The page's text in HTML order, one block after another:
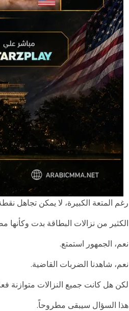
رغم المتعة الكبيرة، لا يمكن تجاهل
الكثير من نزالات البطاقة بدت وكأنها
نعم، الجمهور استمتع.
نعم، شاهدنا الضربات القاضية.
لكن هل كانت جميع النزالات متوازنة
هذا السؤال سيبقى مطروحاً.